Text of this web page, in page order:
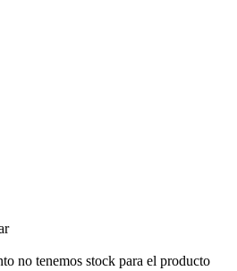
no tenemos stock para el producto